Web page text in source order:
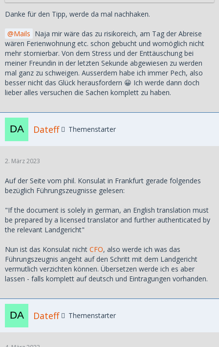
Danke für den Tipp, werde da mal nachhaken.
Mails Naja mir wäre das zu risikoreich, am Tag der Abreise
wären Ferienwohnung etc. schon gebucht und womöglich nicht
mehr stornierbar. Von dem Stress und der Enttäuschung bei
meiner Freundin in der letzten Sekunde abgewiesen zu werden
mal ganz zu schweigen. Ausserdem habe ich immer Pech, also
besser nicht das Glück herausfordern 😀 Ich werde dann doch
lieber alles versuchen die Sachen komplett zu haben.
Dateff Themenstarter
2. März 2023
Auf der Seite vom phil. Konsulat in Frankfurt gerade folgendes
bezüglich Führungszeugnisse gelesen:
"If the document is solely in german, an English translation must
be prepared by a licensed translator and further authenticated by
the relevant Landgericht"
Nun ist das Konsulat nicht CFO, also werde ich was das
Führungszeugnis angeht auf den Schritt mit dem Landgericht
vermutlich verzichten können. Übersetzen werde ich es aber
lassen - falls komplett auf deutsch und Eintragungen vorhanden.
Dateff Themenstarter